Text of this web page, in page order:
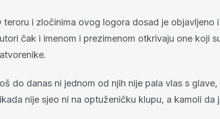
teroru i zločinima ovog logora dosad je objavljeno
čak i imenom i prezimenom otkrivaju one koji
do danas ni jednom od njih nije pala vlas s
nije sjeo ni na optuženičku klupu, a kamoli da